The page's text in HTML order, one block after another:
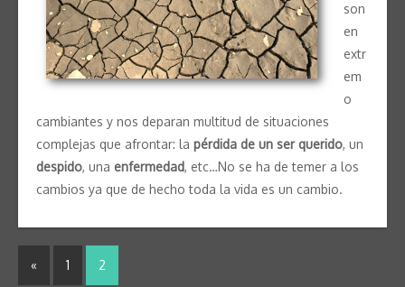
son
en
extr
em
o
cambiantes y nos deparan multitud de situaciones
complejas que afrontar: la pérdida de un ser querido, un
despido, una enfermedad, etc…No se ha de temer a los
cambios ya que de hecho toda la vida es un cambio.
« 1 2